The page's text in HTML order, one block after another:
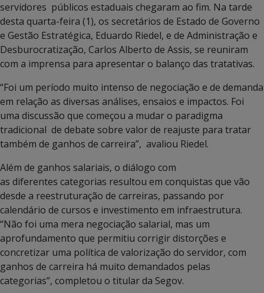
servidores públicos estaduais chegaram ao fim. Na tarde
desta quarta-feira (1), os secretários de Estado de Governo
e Gestão Estratégica, Eduardo Riedel, e de Administração e
Desburocratização, Carlos Alberto de Assis, se reuniram
com a imprensa para apresentar o balanço das tratativas.
“Foi um período muito intenso de negociação e de demanda
em relação as diversas análises, ensaios e impactos. Foi
uma discussão que começou a mudar o paradigma
tradicional de debate sobre valor de reajuste para tratar
também de ganhos de carreira”, avaliou Riedel.
Além de ganhos salariais, o diálogo com
as diferentes categorias resultou em conquistas que vão
desde a reestruturação de carreiras, passando por
calendário de cursos e investimento em infraestrutura.
“Não foi uma mera negociação salarial, mas um
aprofundamento que permitiu corrigir distorções e
concretizar uma política de valorização do servidor, com
ganhos de carreira há muito demandados pelas
categorias”, completou o titular da Segov.